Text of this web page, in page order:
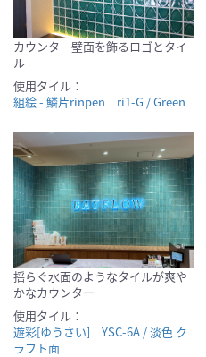
カウンタ―壁面を飾るロゴとタイ
ル
使用タイル：
組絵 - 鱗片rinpen ri1-G / Green
揺らぐ水面のようなタイルが爽や
かなカウンター
使用タイル：
遊彩[ゆうさい] YSC-6A / 淡色 ク
ラフト面